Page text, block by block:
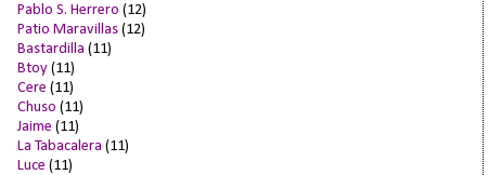
Pablo S. Herrero (12)
Patio Maravillas (12)
Bastardilla (11)
Btoy (11)
Cere (11)
Chuso (11)
Jaime (11)
La Tabacalera (11)
Luce (11)